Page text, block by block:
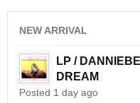
NEW ARRIVAL
LP /
DREAM
Posted 1 day ago